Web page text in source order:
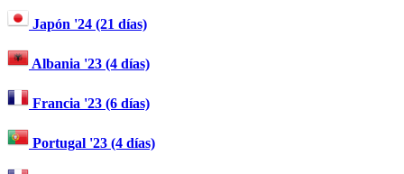
Japón '24 (21 días)
Albania '23 (4 días)
Francia '23 (6 días)
Portugal '23 (4 días)